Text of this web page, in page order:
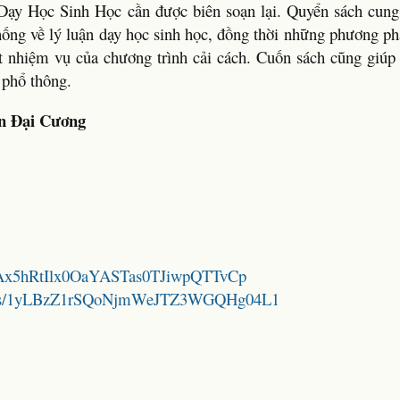
Học Sinh Học cần được biên soạn lại. Quyển sách
về lý luận dạy học sinh học, đồng thời những phương
vụ của chương trình cải cách. Cuốn sách cũng
thông.
Đại Cương